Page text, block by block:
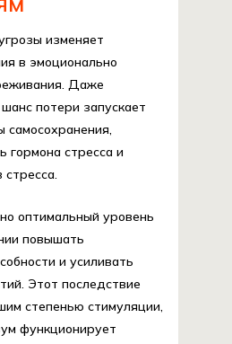
изменяет
в эмоционально
Даже
потери запускает
самосохранения,
гормона стресса и
стресса.
оптимальный уровень
повышать
и усиливать
Этот последствие
степенью стимуляции,
функционирует